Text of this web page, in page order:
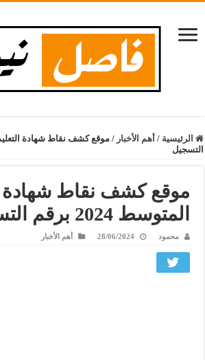
الرئيسية / أهم الأخبار /
التسجيل
موقع كشف نقاط شهادة
المتوسط 2024 برقم التسجيل
محمود 28/06/2024 أهم الأخبار